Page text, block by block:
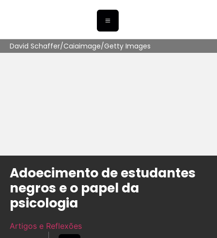
David Schaffer/Caiaimage/Getty Images
Adoecimento de estudantes
negros e o papel da
psicologia
Artigos e Reflexões